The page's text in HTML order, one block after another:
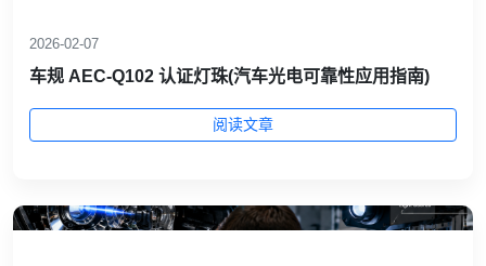
2026-02-07
车规 AEC‑Q102 认证灯珠(汽车光电可靠性应用指南)
阅读文章